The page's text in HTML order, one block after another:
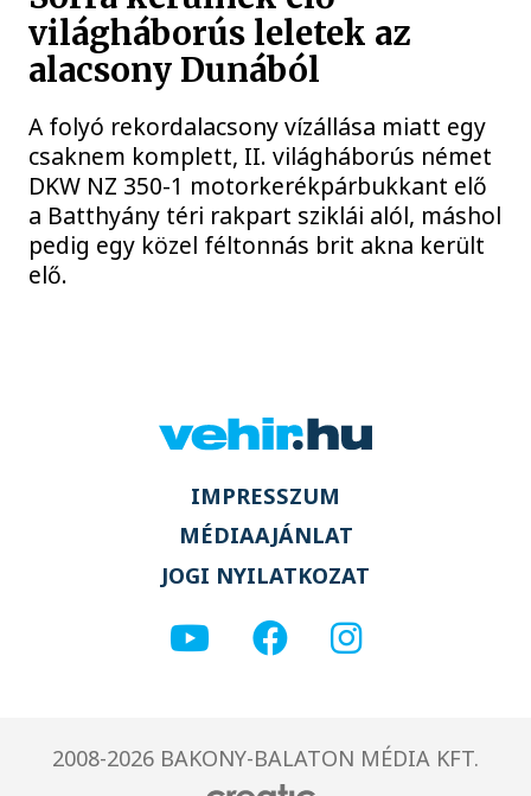
világháborús leletek az
alacsony Dunából
A folyó rekordalacsony vízállása miatt egy
csaknem komplett, II. világháborús német
DKW NZ 350-1 motorkerékpárbukkant elő
a Batthyány téri rakpart sziklái alól, máshol
pedig egy közel féltonnás brit akna került
elő.
IMPRESSZUM
MÉDIAAJÁNLAT
JOGI NYILATKOZAT
2008-2026 BAKONY-BALATON MÉDIA KFT.